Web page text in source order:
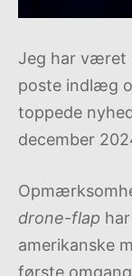
Jeg har været
poste indlæg
toppede
december
drone-flap
amerikanske
første